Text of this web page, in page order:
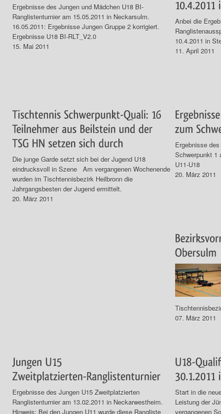
Ergebnisse des Jungen und Mädchen U18 BI-
Ranglistenturnier am 15.05.2011 in Neckarsulm.
16.05.2011: Ergebnisse Jungen Gruppe 2 korrigiert.
Ergebnisse U18 BI-RLT_V2.0
15. Mai 2011
Anbei die
10.4.2011 in
11. April 2011
Die junge Garde setzt sich bei der Jugend U18
eindrucksvoll in Szene Am vergangenen Wochenende
wurden im Tischtennisbezirk Heilbronn die
Jahrgangsbesten der Jugend ermittelt.
20. März 2011
Ergebnisse
Schwerpunkt 1
U11-U18
20. März 2011
07. März 2011
Ergebnisse des Jungen U15 Zweitplatzierten
Ranglistenturnier am 13.02.2011 in Neckarwestheim.
Hinweis: Bei den Jungen U11 wurde diese Rangliste
Start in die
Leistung der
vergangenen